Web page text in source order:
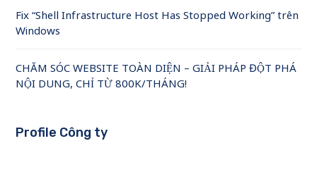
Fix “Shell Infrastructure Host Has Stopped Working” trên
Windows
CHĂM SÓC WEBSITE TOÀN DIỆN – GIẢI PHÁP ĐỘT PHÁ
NỘI DUNG, CHỈ TỪ 800K/THÁNG!
Profile Công ty